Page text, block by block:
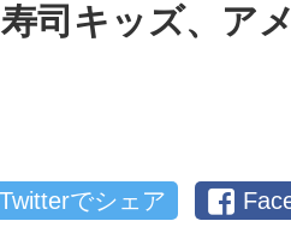
寿司キッズ、ア
Twitterでシェア